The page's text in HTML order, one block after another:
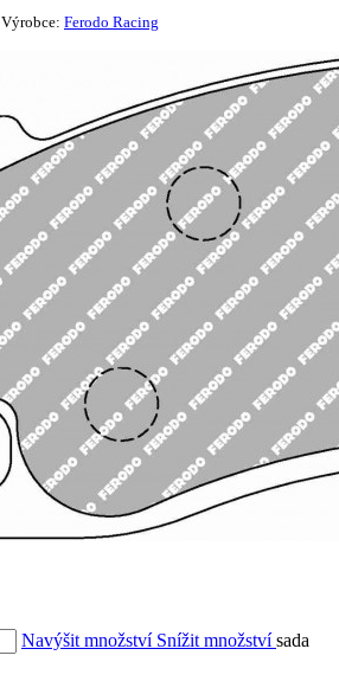
Výrobce: Ferodo Racing
Navýšit množství Snížit množstvísada